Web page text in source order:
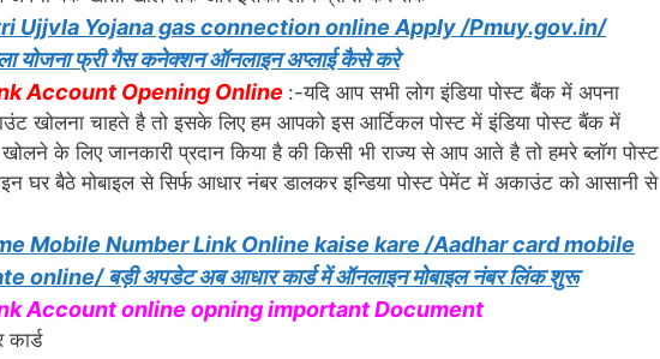
Ujjvla Yojana gas connection online Apply /Pmuy.gov.in/
योजना फ्री गैस कनेक्शन ऑनलाइन अप्लाई कैसे करे
Account Opening Online :-यदि आप सभी लोग इंडिया पोस्ट बैंक में अपना
खोलना चाहते है तो इसके लिए हम आपको इस आर्टिकल पोस्ट में इंडिया पोस्ट बैंक में
के लिए जानकारी प्रदान किया है की किसी भी राज्य से आप आते है तो हमरे ब्लॉग पोस्ट
घर बैठे मोबाइल से सिर्फ आधार नंबर डालकर इन्डिया पोस्ट पेमेंट में अकाउंट को आसानी से
Mobile Number Link Online kaise kare /Aadhar card mobile
online/ बड़ी अपडेट अब आधार कार्ड में ऑनलाइन मोबाइल नंबर लिंक शुरू
Account online opning important Document